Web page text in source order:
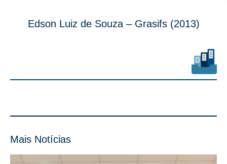
Edson Luiz de Souza – Grasifs (2013)
Mais Notícias